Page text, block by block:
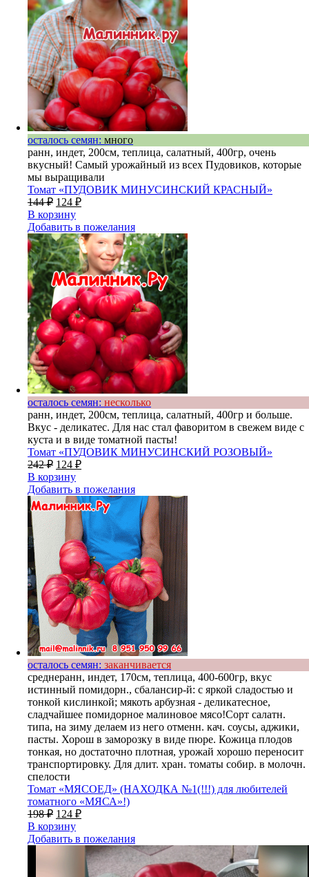
осталось семян: много
ранн, индет, 200см, теплица, салатный, 400гр, очень
вкусный! Самый урожайный из всех Пудовиков, которые
мы выращивали
Томат «ПУДОВИК МИНУСИНСКИЙ КРАСНЫЙ»
144₽ 124 ₽
В корзину
Добавить в пожелания
осталось семян: несколько
ранн, индет, 200см, теплица, салатный, 400гр и больше.
Вкус - деликатес. Для нас стал фаворитом в свежем виде с
куста и в виде томатной пасты!
Томат «ПУДОВИК МИНУСИНСКИЙ РОЗОВЫЙ»
242₽ 124 ₽
В корзину
Добавить в пожелания
осталось семян: заканчивается
среднеранн, индет, 170см, теплица, 400-600гр, вкус
истинный помидорн., сбалансир-й: с яркой сладостью и
тонкой кислинкой; мякоть арбузная - деликатесное,
сладчайшее помидорное малиновое мясо!Сорт салатн.
типа, на зиму делаем из него отменн. кач. соусы, аджики,
пасты. Хорош в заморозку в виде пюре. Кожица плодов
тонкая, но достаточно плотная, урожай хорошо переносит
транспортировку. Для длит. хран. томаты собир. в молочн.
спелости
Томат «МЯСОЕД» (НАХОДКА №1(!!!) для любителей
томатного «МЯСА»!)
198₽ 124 ₽
В корзину
Добавить в пожелания